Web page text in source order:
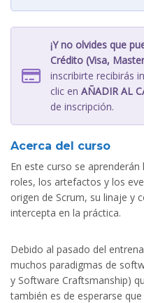
¡Y no olvides que
Crédito (Visa,
inscribirte recibirás
clic en AÑADIR AL
de inscripción.
Acerca del curso
En este curso se
roles, los artefactos y los
origen de Scrum, su linaje y
intercepta en la práctica.
Debido al pasado del
muchos paradigmas de
y Software Craftsmanship)
también es de esperarse